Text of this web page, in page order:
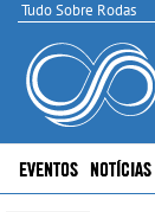
Tudo Sobre Rodas
EVENTOS NOTÍCIAS